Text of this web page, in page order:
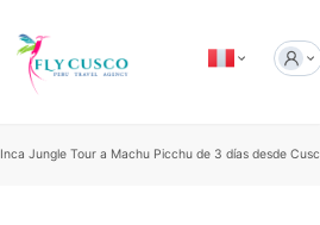
Inca Jungle Tour a Machu Picchu de 3 días desde